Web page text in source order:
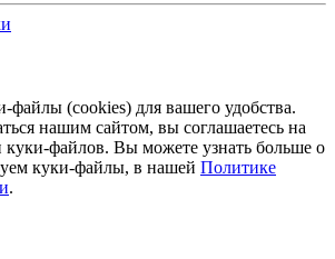
(cookies) для вашего удобства.
нашим сайтом, вы соглашаетесь на
куки-файлов. Вы можете узнать больше о
куки-файлы, в нашей Политике
.